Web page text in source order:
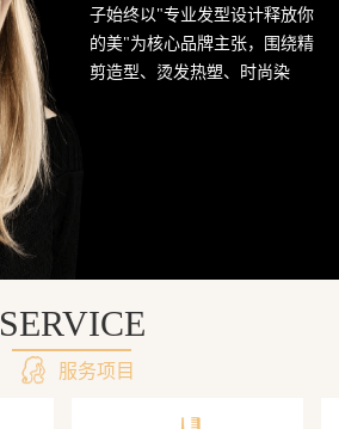
子始终以"专业发型设计释放你
的美"为核心品牌主张，围绕精
剪造型、烫发热塑、时尚染
SERVICE
服务项目